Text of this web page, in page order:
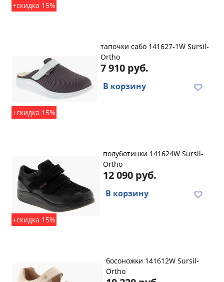
+скидка 15%
+скидка 15%
тапочки сабо 141627-1W Sursil-
Ortho
7 910 руб.
В корзину
+скидка 15%
полуботинки 141624W Sursil-
Ortho
12 090 руб.
В корзину
босоножки 141612W Sursil-
Ortho